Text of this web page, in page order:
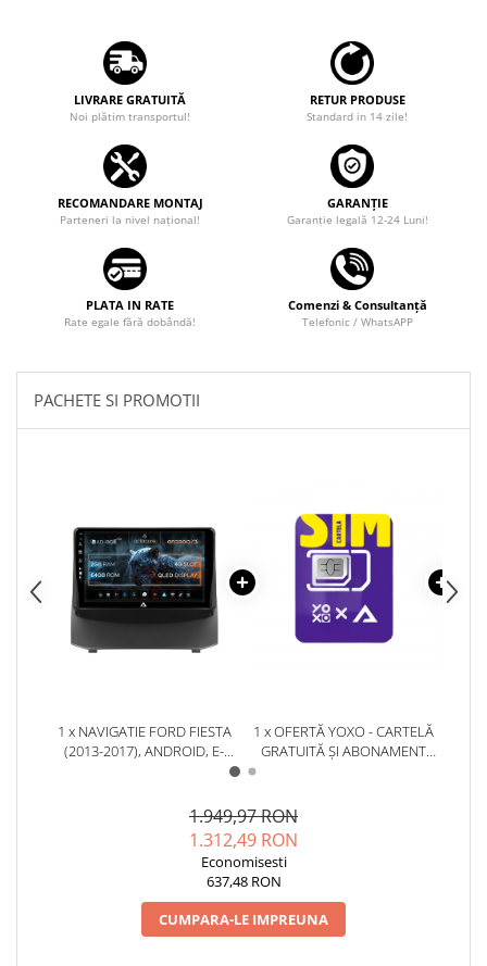
Camere marșarier universale
Camere Skoda
Camere Volkswagen
Camere Mercedes Benz
Camere Audi
Camere BMW
Camere Opel
Camere Fiat
Camere Citroen
Camere Peugeot
Camere înregistrare trafic
LIVRARE GRATUITĂ
Noi plătim transportul!
RETUR PRODUSE
Standard in 14 zile!
RECOMANDARE MONTAJ
Parteneri la nivel național!
GARANȚIE
Garanţie legală 12-24 Luni!
PLATA IN RATE
Rate egale fără dobândă!
Comenzi & Consultanță
Telefonic / WhatsAPP
PACHETE SI PROMOTII
1 x NAVIGATIE FORD FIESTA
(2013-2017), ANDROID, E-
OCTACORE / 2GB RAM + 32GB
BGE9002+AD-BGRKIT131-1317
1 x OFERTĂ YOXO - CARTELĂ
GRATUITĂ ȘI ABONAMENT
1.949,97 RON
1.312,49 RON
Economisesti
637,48 RON
CUMPARA-LE IMPREUNA